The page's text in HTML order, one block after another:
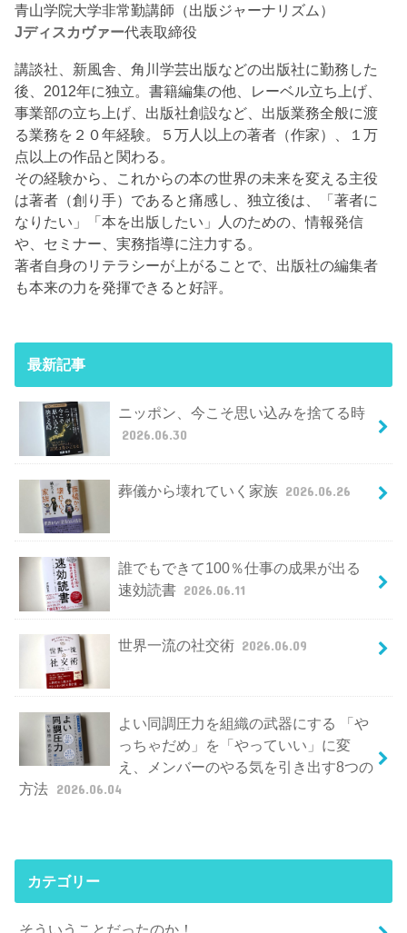
青山学院大学非常勤講師（出版ジャーナリズム）
Jディスカヴァー代表取締役
講談社、新風舎、角川学芸出版などの出版社に勤務した
後、2012年に独立。書籍編集の他、レーベル立ち上げ、
事業部の立ち上げ、出版社創設など、出版業務全般に渡
る業務を２０年経験。５万人以上の著者（作家）、１万
点以上の作品と関わる。
その経験から、これからの本の世界の未来を変える主役
は著者（創り手）であると痛感し、独立後は、「著者に
なりたい」「本を出版したい」人のための、情報発信
や、セミナー、実務指導に注力する。
著者自身のリテラシーが上がることで、出版社の編集者
も本来の力を発揮できると好評。
最新記事
ニッポン、今こそ思い込みを捨てる時
2026.06.30
葬儀から壊れていく家族 2026.06.26
誰でもできて100％仕事の成果が出る
速効読書 2026.06.11
世界一流の社交術 2026.06.09
よい同調圧力を組織の武器にする 「や
っちゃだめ」を「やっていい」に変
え、メンバーのやる気を引き出す8つの
方法 2026.06.04
カテゴリー
そういうことだったのか！